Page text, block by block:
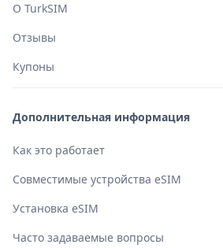
О TurkSIM
Отзывы
Купоны
Дополнительная информация
Как это работает
Совместимые устройства eSIM
Установка eSIM
Часто задаваемые вопросы